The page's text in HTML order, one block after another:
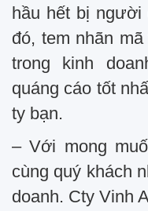
hầu hết bị người
đó, tem nhãn
trong kinh
quáng cáo tốt
ty bạn.
– Với mong
cùng quý khách
doanh. Cty Vinh